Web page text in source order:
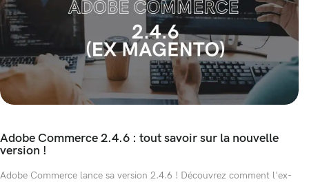
Adobe Commerce 2.4.6 : tout savoir sur la nouvelle
version !
Adobe Commerce lance sa version 2.4.6 ! Découvrez comment l'ex-